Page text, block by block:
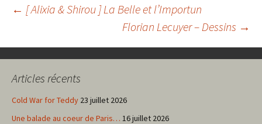
Navigation
des
articles
← [ Alixia & Shirou ] La Belle et l’Importun
Florian Lecuyer – Dessins →
Articles récents
Cold War for Teddy 23 juillet 2026
Une balade au coeur de Paris… 16 juillet 2026